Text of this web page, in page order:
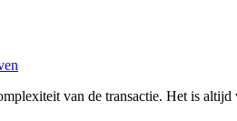
van de transactie. Het is